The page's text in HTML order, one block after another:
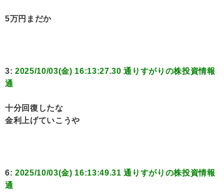
5万円まだか
3: 2025/10/03(金) 16:13:27.30 通りすがりの株投資情報
通
十分回復したな
金利上げていこうや
6: 2025/10/03(金) 16:13:49.31 通りすがりの株投資情報
通